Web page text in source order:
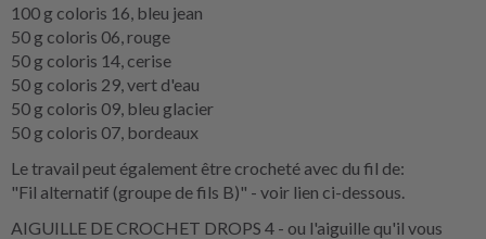
100 g coloris 16, bleu jean
50 g coloris 06, rouge
50 g coloris 14, cerise
50 g coloris 29, vert d'eau
50 g coloris 09, bleu glacier
50 g coloris 07, bordeaux
Le travail peut également être crocheté avec du fil de:
"Fil alternatif (groupe de fils B)" - voir lien ci-dessous.
AIGUILLE DE CROCHET DROPS 4 - ou l'aiguille qu'il vous